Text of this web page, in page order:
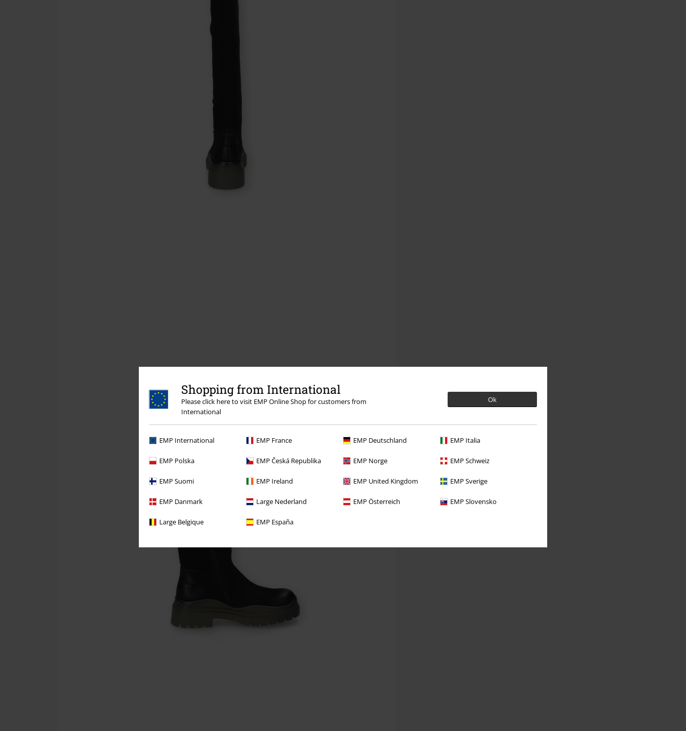
Shopping from International
Please click here to visit EMP Online Shop for customers from
International
Ok
EMP International EMP France EMP Deutschland EMP Italia
EMP Polska EMP Česká Republika EMP Norge EMP Schweiz
EMP Suomi EMP Ireland EMP United Kingdom EMP Sverige
EMP Danmark Large Nederland EMP Österreich EMP Slovensko
Large Belgique EMP España